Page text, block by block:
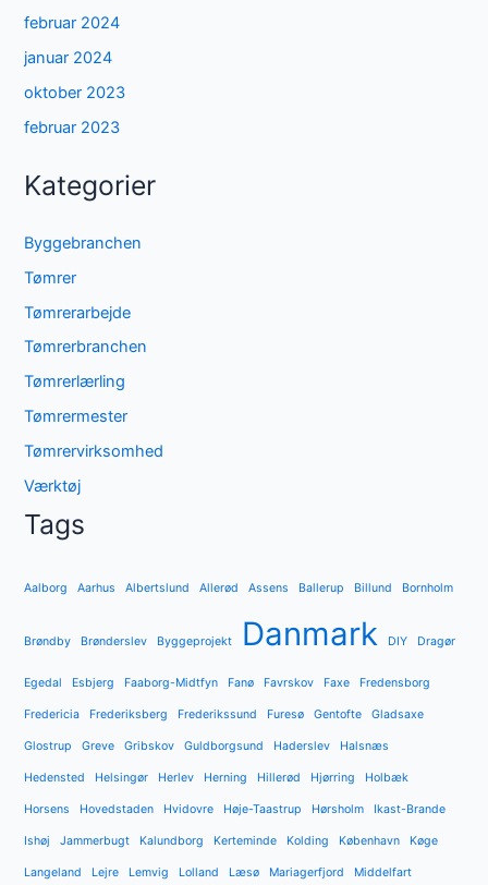
februar 2024
januar 2024
oktober 2023
februar 2023
Kategorier
Byggebranchen
Tømrer
Tømrerarbejde
Tømrerbranchen
Tømrerlærling
Tømrermester
Tømrervirksomhed
Værktøj
Tags
Aalborg Aarhus Albertslund Allerød Assens Ballerup Billund Bornholm
Brøndby Brønderslev Byggeprojekt Danmark DIY Dragør
Egedal Esbjerg Faaborg-Midtfyn Fanø Favrskov Faxe Fredensborg
Fredericia Frederiksberg Frederikssund Furesø Gentofte Gladsaxe
Glostrup Greve Gribskov Guldborgsund Haderslev Halsnæs
Hedensted Helsingør Herlev Herning Hillerød Hjørring Holbæk
Horsens Hovedstaden Hvidovre Høje-Taastrup Hørsholm Ikast-Brande
Ishøj Jammerbugt Kalundborg Kerteminde Kolding København Køge
Langeland Lejre Lemvig Lolland Læsø Mariagerfjord Middelfart